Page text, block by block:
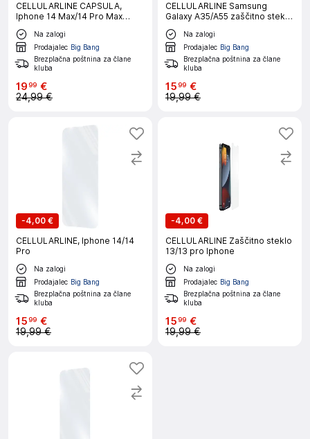
CELLULARLINE CAPSULA,
Iphone 14 Max/14 Pro Max
zaščitno steklo
Na zalogi
Prodajalec Big Bang
Brezplačna poštnina za člane
kluba
1999 €
24,99 €
CELLULARLINE Samsung
Galaxy A35/A55 zaščitno steklo
za telefon
Na zalogi
Prodajalec Big Bang
Brezplačna poštnina za člane
kluba
1599 €
19,99 €
-4,00 €
CELLULARLINE, Iphone 14/14
Pro
Na zalogi
Prodajalec Big Bang
Brezplačna poštnina za člane
kluba
1599 €
19,99 €
-4,00 €
CELLULARLINE Zaščitno steklo
13/13 pro Iphone
Na zalogi
Prodajalec Big Bang
Brezplačna poštnina za člane
kluba
1599 €
19,99 €